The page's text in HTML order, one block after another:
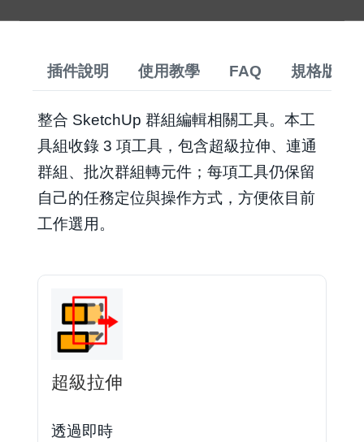
插件說明 使用教學 FAQ 規格版本
整合 SketchUp 群組編輯相關工具。本工
具組收錄 3 項工具，包含超級拉伸、連通
群組、批次群組轉元件；每項工具仍保留
自己的任務定位與操作方式，方便依目前
工作選用。
超級拉伸
透過即時